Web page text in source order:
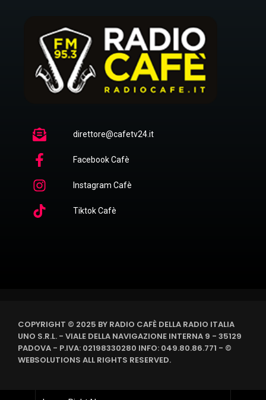
direttore@cafetv24.it
Facebook Cafè
Instagram Cafè
Tiktok Cafè
COPYRIGHT © 2025 BY RADIO CAFÈ DELLA RADIO ITALIA
UNO S.R.L. - VIALE DELLA NAVIGAZIONE INTERNA 9 - 35129
PADOVA - P.IVA: 02198330280 INFO: 049.80.86.771 - ©
WEBSOLUTIONS ALL RIGHTS RESERVED.